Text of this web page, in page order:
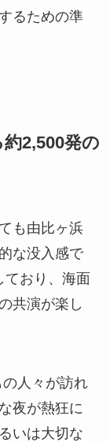
るための準
2,500発の
も由比ヶ浜
な没入感で
おり、海面
共演が楽し
人々が訪れ
夜が熱狂に
いは大切な